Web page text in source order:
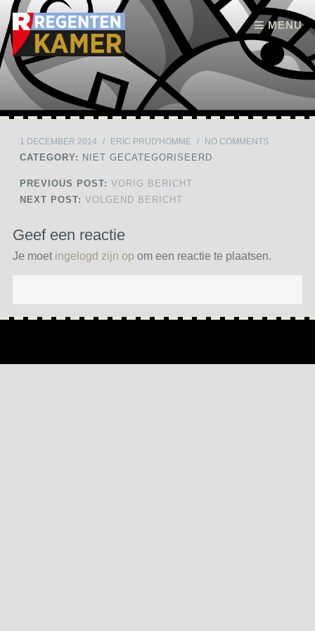
MENU
Skip to content
1 DECEMBER 2014 / ERIC PRUD'HOMME / NO COMMENTS
CATEGORY: NIET GECATEGORISEERD
PREVIOUS POST: VORIG BERICHT
NEXT POST: VOLGEND BERICHT
Geef een reactie
Je moet ingelogd zijn op om een reactie te plaatsen.